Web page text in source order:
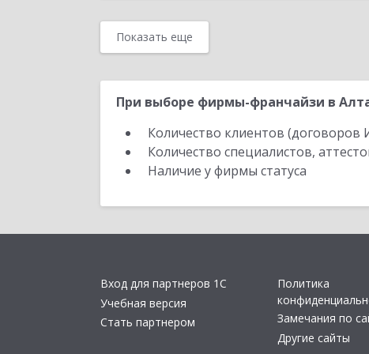
Показать еще
При выборе фирмы-франчайзи в
Количество клиентов
Количество специалистов,
Наличие у фирмы статуса
Вход для партнеров 1С
Учебная версия
Стать партнером
Политика
Замечания по
Другие сайты